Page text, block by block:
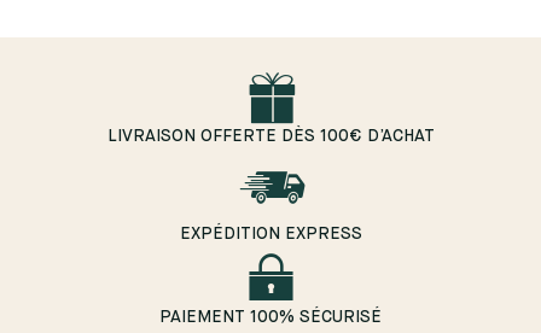
LIVRAISON OFFERTE DÈS 100€ D’ACHAT
EXPÉDITION EXPRESS
PAIEMENT 100% SÉCURISÉ